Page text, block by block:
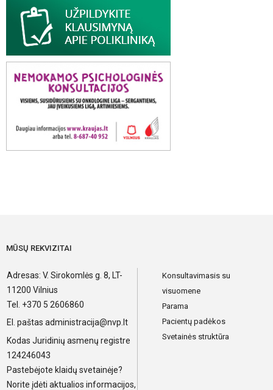
MŪSŲ REKVIZITAI
Adresas: V. Sirokomlės g. 8, LT-
11200 Vilnius
Tel. +370 5 2606860
El. paštas administracija@nvp.lt
Kodas Juridinių asmenų registre
124246043
Pastebėjote klaidų svetainėje?
Norite įdėti aktualios informacijos,
Konsultavimasis su
visuomene
Parama
Pacientų padėkos
Svetainės struktūra